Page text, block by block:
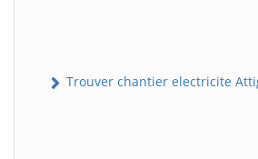
Trouver chantier electricite